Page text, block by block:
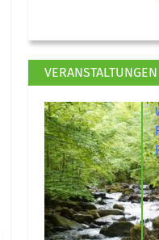
VERANSTALTUNGEN